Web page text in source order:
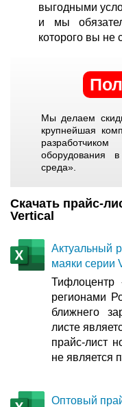
выгодными
и мы
которого вы не
Мы делаем
крупнейшая
оборудования
среда».
Скачать прайс-
Vertical
Актуальный
маяки серии
Тифлоцентр
регионами
ближнего
листе
прайс-лист
не является
Оптовый